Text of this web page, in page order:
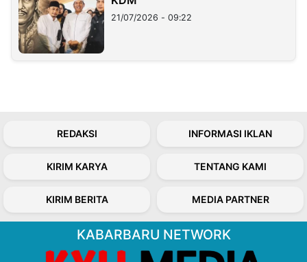
21/07/2026 - 09:22
REDAKSI INFORMASI IKLAN
KIRIM KARYA TENTANG KAMI
KIRIM BERITA MEDIA PARTNER
KABARBARU NETWORK